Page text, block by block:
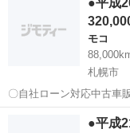
ＷＤ 検令和８年１２
コ シートヒー...
モコ
札幌市
〇自社ローン対応中古車販売〇 ☆どなたでもロー
☆ １、勤続年数の
される主婦の方や派遣社
モコ
●平成